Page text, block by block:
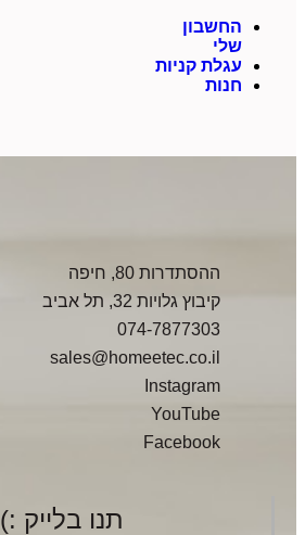
החשבון
שלי
עגלת קניות
חנות
ההסתדרות 80, חיפה
קיבוץ גלויות 32, תל אביב
074-7877303
sales@homeetec.co.il
Instagram
YouTube
Facebook
תנו בלייק :)